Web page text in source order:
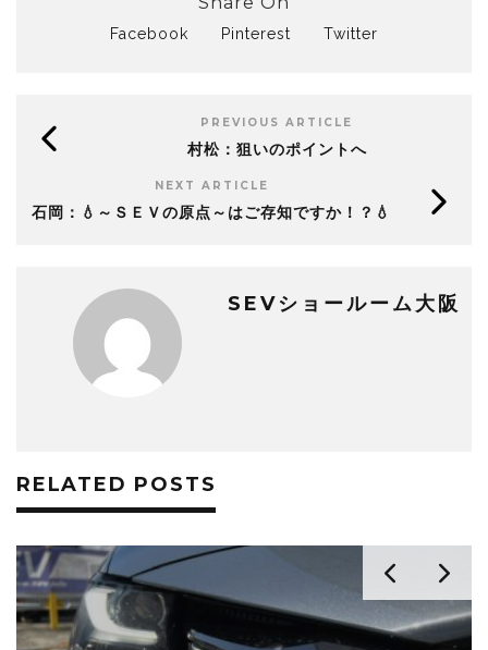
Facebook Pinterest Twitter
PREVIOUS ARTICLE
村松：狙いのポイントへ
NEXT ARTICLE
石岡：💧～ＳＥＶの原点～はご存知ですか！？💧
SEVショールーム大阪
RELATED POSTS